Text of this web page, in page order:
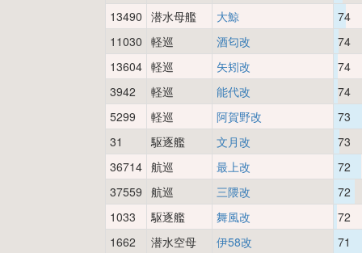
13490 潜水母艦 大鯨
74
11030 軽巡 酒匂改
74
13604 軽巡 矢矧改
74
3942
軽巡 能代改
74
5299
軽巡 阿賀野改
73
31
駆逐艦 文月改
73
36714 航巡 最上改
72
37559 航巡 三隈改
72
1033
駆逐艦 舞風改
72
1662
潜水空母 伊58改
71